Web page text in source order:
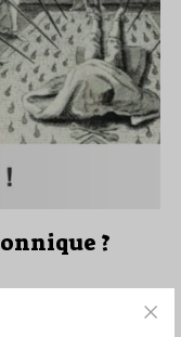
?
Lu 4411 fois